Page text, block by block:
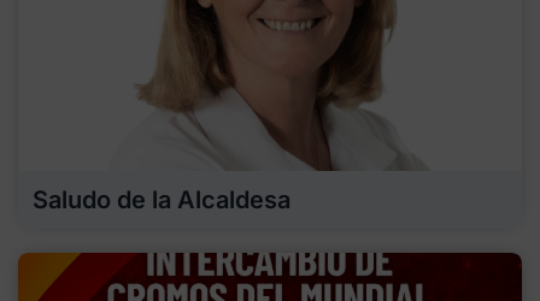
Saludo de la Alcaldesa